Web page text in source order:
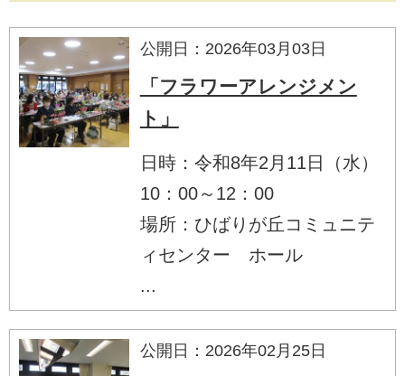
公開日：2026年03月03日
「フラワーアレンジメン
ト」
日時：令和8年2月11日（水）
10：00～12：00
場所：ひばりが丘コミュニテ
ィセンター ホール
...
公開日：2026年02月25日